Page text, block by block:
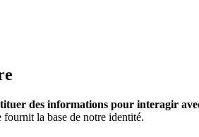
des informations pour interagir
la base de notre identité.